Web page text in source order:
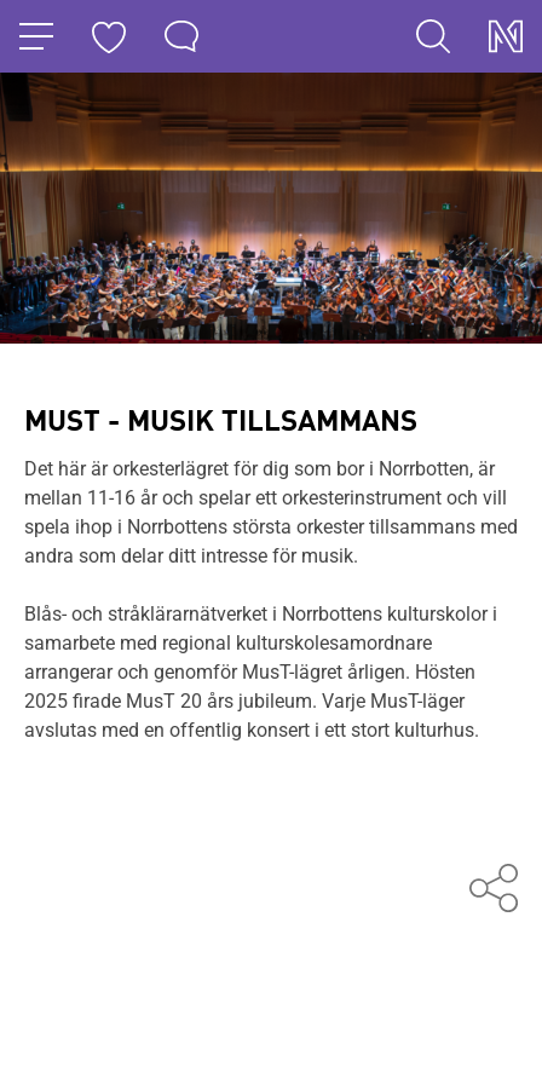
HOPPA TILL NAVIGERINGEN
HOPPA TILL INNEHÅLLET
MUST - MUSIK TILLSAMMANS
Det här är orkesterlägret för dig som bor i Norrbotten, är
mellan 11-16 år och spelar ett orkesterinstrument och vill
spela ihop i Norrbottens största orkester tillsammans med
andra som delar ditt intresse för musik.
Blås- och stråklärarnätverket i Norrbottens kulturskolor i
samarbete med regional kulturskolesamordnare
arrangerar och genomför MusT-lägret årligen. Hösten
2025 firade MusT 20 års jubileum. Varje MusT-läger
avslutas med en offentlig konsert i ett stort kulturhus.